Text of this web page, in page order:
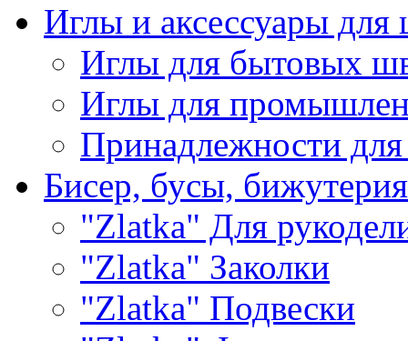
Иглы и аксессуары
Иглы для бытовых
Иглы для
Принадлежности
Бисер, бусы, бижутерия
"Zlatka" Для
"Zlatka" Заколки
"Zlatka" Подвески